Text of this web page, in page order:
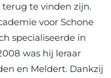
terug te vinden zijn.
voor Schone
specialiseerde in
was hij leraar
en Meldert. Dankzij